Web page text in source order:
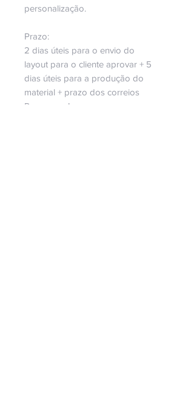
personalização.
Prazo:
2 dias úteis para o envio do
layout para o cliente aprovar + 5
dias úteis para a produção do
material + prazo dos correios
Peça o seu!